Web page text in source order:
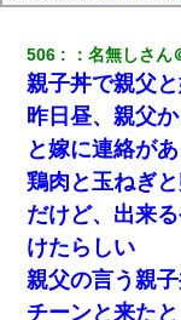
506 ：名無しさん
親子丼で親父
昨日昼、親父
と嫁に連絡が
鶏肉と玉ねぎ
だけど、出来
けたらしい
親父の言う親
チーンと来たと